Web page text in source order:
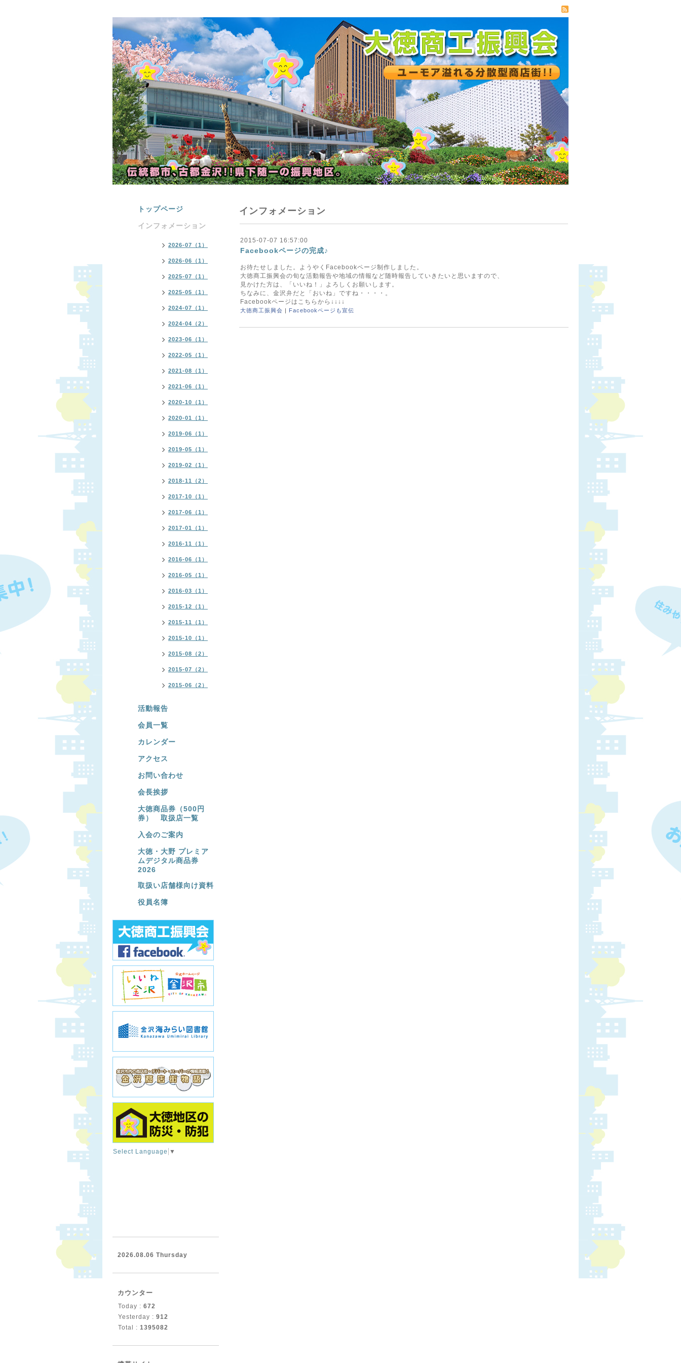
インフォメーション
2015-07-07 16:57:00
Facebookページの完成♪
お待たせしました。ようやくFacebookページ制作しました。
大徳商工振興会の旬な活動報告や地域の情報など随時報告していきたいと思いますので、
見かけた方は、「いいね！」よろしくお願いします。
ちなみに、金沢弁だと「おいね」ですね・・・・。
Facebookページはこちらから↓↓↓↓
大徳商工振興会 | Facebookページも宣伝
トップページ
インフォメーション
2026-07（1）
2026-06（1）
2025-07（1）
2025-05（1）
2024-07（1）
2024-04（2）
2023-06（1）
2022-05（1）
2021-08（1）
2021-06（1）
2020-10（1）
2020-01（1）
2019-06（1）
2019-05（1）
2019-02（1）
2018-11（2）
2017-10（1）
2017-06（1）
2017-01（1）
2016-11（1）
2016-06（1）
2016-05（1）
2016-03（1）
2015-12（1）
2015-11（1）
2015-10（1）
2015-08（2）
2015-07（2）
2015-06（2）
活動報告
会員一覧
カレンダー
アクセス
お問い合わせ
会長挨拶
大徳商品券（500円
券） 取扱店一覧
入会のご案内
大徳・大野 プレミア
ムデジタル商品券
2026
取扱い店舗様向け資料
役員名簿
Select Language ▼
2026.08.06 Thursday
カウンター
Today : 672
Yesterday : 912
Total : 1395082